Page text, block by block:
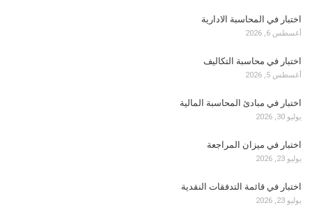
اختبار في المحاسبة الادارية
أغسطس 6, 2026
اختبار في محاسبة التكاليف
أغسطس 5, 2026
اختبار في مبادئ المحاسبة المالية
يوليو 30, 2026
اختبار في ميزان المراجعة
يوليو 23, 2026
اختبار في قائمة التدفقات النقدية
يوليو 23, 2026